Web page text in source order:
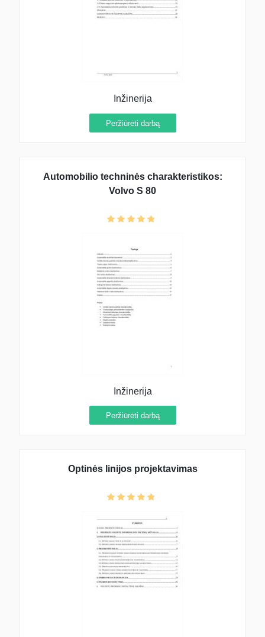
Inžinerija
Peržiūrėti darbą
Automobilio techninės charakteristikos:
Volvo S 80
Inžinerija
Peržiūrėti darbą
Optinės linijos projektavimas